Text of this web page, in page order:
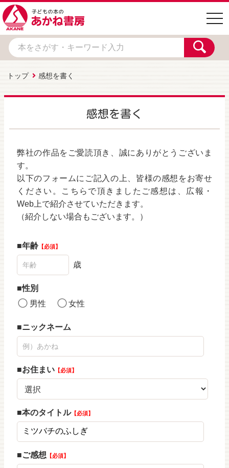
トップ 感想を書く
感想を書く
弊社の作品をご愛読頂き、誠にありがとうございま
す。
以下のフォームにご記入の上、皆様の感想をお寄せ
ください。こちらで頂きましたご感想は、広報・
Web上で紹介させていただきます。
（紹介しない場合もございます。）
年齢 必須
歳
性別
男性
女性
ニックネーム
お住まい 必須
本のタイトル 必須
ご感想 必須